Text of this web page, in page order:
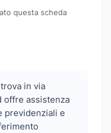
questa scheda
in via
offre assistenza
previdenziali e